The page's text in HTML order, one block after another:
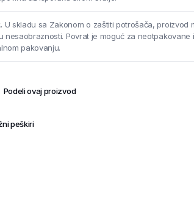
U skladu sa Zakonom o zaštiti potrošača, proizvod
nesaobraznosti. Povrat je moguć za neotpakovane
pakovanju.
Podeli ovaj proizvod
peškiri